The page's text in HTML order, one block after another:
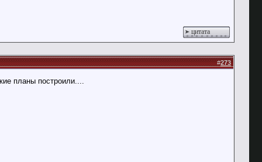
цитата
#273
планы построили....